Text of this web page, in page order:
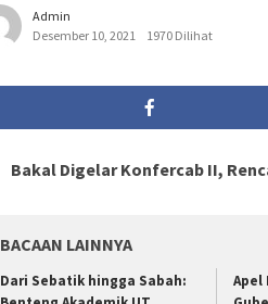
Admin
Desember 10, 2021
1970 Dilihat
Bakal Digelar Konfercab II,
BACAAN LAINNYA
Dari Sebatik hingga Sabah:
Apel